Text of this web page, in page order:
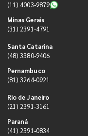
(11) 4003-9879
Minas Gerais
(31) 2391-4791
Santa Catarina
(48) 3380-9406
Pernambuco
(81) 3264-0921
Rio de Janeiro
(21) 2391-3161
Paraná
(41) 2391-0834